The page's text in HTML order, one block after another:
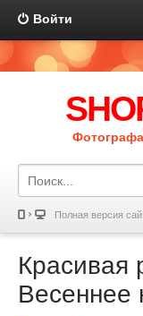
Войти
Полная версия
Красивая
Весеннее